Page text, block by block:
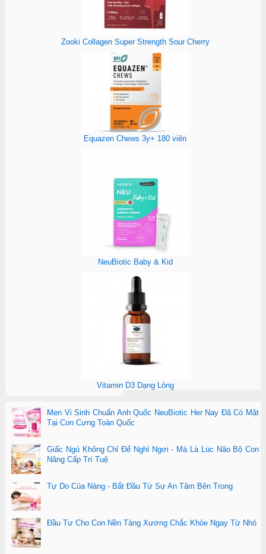
Zooki Collagen Super Strength Sour Cherry
Equazen Chews 3y+ 180 viên
NeuBiotic Baby & Kid
Vitamin D3 Dạng Lỏng
Men Vi Sinh Chuẩn Anh Quốc NeuBiotic Her Nay Đã Có Mặt
Tại Con Cưng Toàn Quốc
Giấc Ngủ Không Chỉ Để Nghỉ Ngơi - Mà Là Lúc Não Bộ Con
Nâng Cấp Trí Tuệ
Tự Do Của Nàng - Bắt Đầu Từ Sự An Tâm Bên Trong
Đầu Tư Cho Con Nền Tảng Xương Chắc Khỏe Ngay Từ Nhỏ